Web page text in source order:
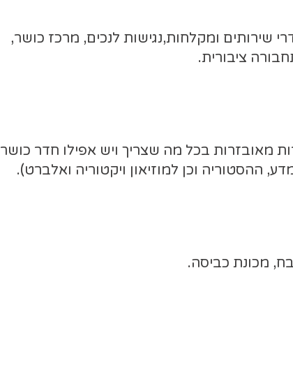
משפחה גדולים יחסית, מטה זוגית וספה נפתחת, 2 חדרי שירותים ומקלחות,נגישות לנכים, מרכז כושר,
ציבורית.
מאובזרות בכל מה שצריך ויש אפילו חדר כושר
ההסטוריה וכן למוזיאון ויקטוריה ואלברט).